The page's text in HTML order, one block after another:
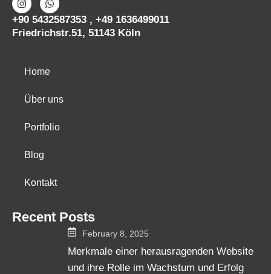
+90 5432587353 , +49 1636499011
Friedrichstr.51, 51143 Köln
Home
Über uns
Portfolio
Blog
Kontakt
Recent Posts
February 8, 2025
Merkmale einer herausragenden Website
und ihre Rolle im Wachstum und Erfolg